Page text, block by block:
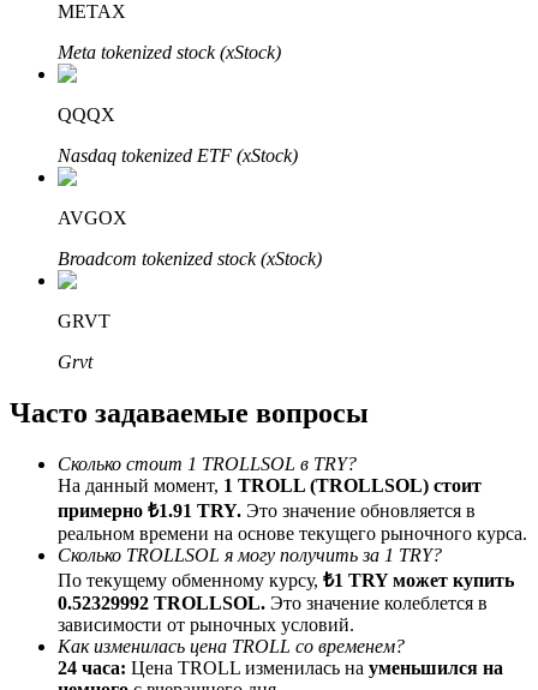
До 65% комиссии!
Реферал
Пригласите друга, чтобы получить денежные
вознаграждения
BTC Welcome Rewards
METAX
Meta tokenized stock (xStock)
QQQX
Nasdaq tokenized ETF (xStock)
AVGOX
Broadcom tokenized stock (xStock)
GRVT
Grvt
Часто задаваемые вопросы
Сколько стоит 1 TROLLSOL в TRY?
На данный момент, 1 TROLL (TROLLSOL) стоит
примерно ₺1.91 TRY. Это значение обновляется в
реальном времени на основе текущего рыночного курса.
Сколько TROLLSOL я могу получить за 1 TRY?
По текущему обменному курсу, ₺1 TRY может купить
0.52329992 TROLLSOL. Это значение колеблется в
зависимости от рыночных условий.
Как изменилась цена TROLL со временем?
24 часа: Цена TROLL изменилась на уменьшился на